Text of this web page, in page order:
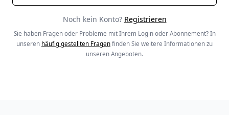
Noch kein Konto? Registrieren
Sie haben Fragen oder Probleme mit Ihrem Login oder Abonnement? In
unseren häufig gestellten Fragen finden Sie weitere Informationen zu
unseren Angeboten.